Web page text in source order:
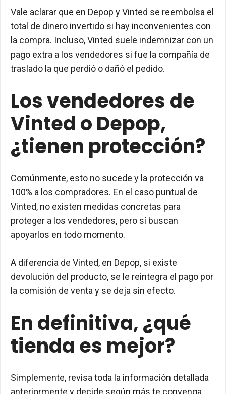
Vale aclarar que en Depop y Vinted se reembolsa el
total de dinero invertido si hay inconvenientes con
la compra. Incluso, Vinted suele indemnizar con un
pago extra a los vendedores si fue la compañía de
traslado la que perdió o dañó el pedido.
Los vendedores de
Vinted o Depop,
¿tienen protección?
Comúnmente, esto no sucede y la protección va
100% a los compradores. En el caso puntual de
Vinted, no existen medidas concretas para
proteger a los vendedores, pero sí buscan
apoyarlos en todo momento.
A diferencia de Vinted, en Depop, si existe
devolución del producto, se le reintegra el pago por
la comisión de venta y se deja sin efecto.
En definitiva, ¿qué
tienda es mejor?
Simplemente, revisa toda la información detallada
anteriormente y decide según más te convenga.